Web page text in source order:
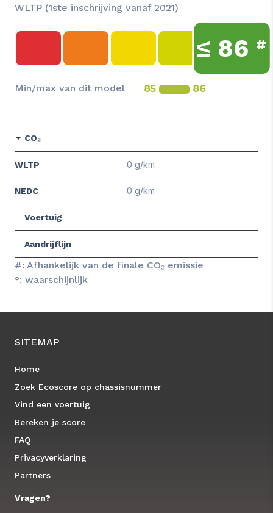
WLTP (1ste inschrijving vanaf 2021)
≤ 86 #
Min/max van dit model 85 86
CO₂
WLTP 0 g/km
NEDC 0 g/km
Voertuig
Aandrijflijn
#: Afhankelijk van de finale CO₂ emissie
°: waarschijnlijk
SITEMAP
Home
Zoek Ecoscore op chassisnummer
Vind een voertuig
Bereken je score
FAQ
Privacyverklaring
Partners
Vragen?